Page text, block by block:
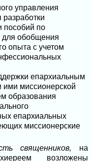
управления
пособий по
для обобщения
опыта с учетом
епархиальным
миссионерской
образования
епархиальных
миссионерские
священников, на
возложены